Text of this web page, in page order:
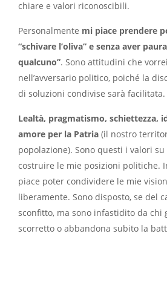
chiare e valori riconoscibili.
Personalmente mi piace prendere
“schivare l’oliva” e senza aver
qualcuno”. Sono attitudini che
nell’avversario politico, poiché la
di soluzioni condivise sarà facilitata.
Lealtà, pragmatismo, schiettezza,
amore per la Patria (il nostro
popolazione). Sono questi i valori
costruire le mie posizioni politiche.
piace poter condividere le mie
liberamente. Sono disposto, se del
sconfitto, ma sono infastidito da chi
scorretto o abbandona subito la